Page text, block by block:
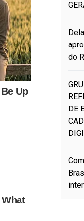
do
DE